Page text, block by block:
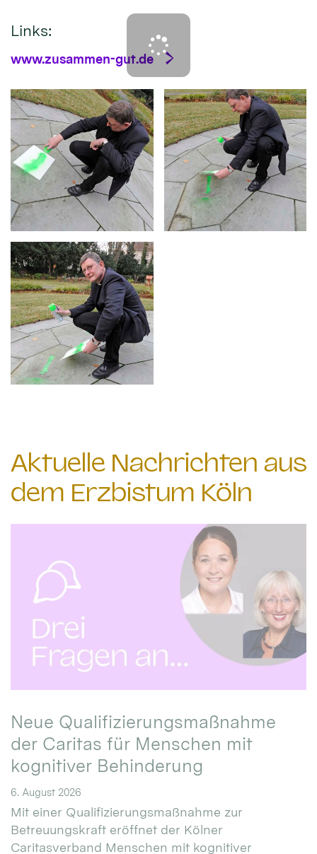
Links:
www.zusammen-gut.de
Aktuelle Nachrichten aus
dem Erzbistum Köln
Neue Qualifizierungsmaßnahme
der Caritas für Menschen mit
kognitiver Behinderung
6. August 2026
Mit einer Qualifizierungsmaßnahme zur
Betreuungskraft eröffnet der Kölner
Caritasverband Menschen mit kognitiver